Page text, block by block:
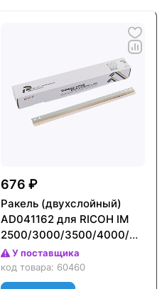
676 ₽
Ракель (двухслойный)
AD041162 для RICOH IM
2500/3000/3500/4000/6000
(CET), 150000 стр.,
CET281108
У поставщика
код товара: 60460